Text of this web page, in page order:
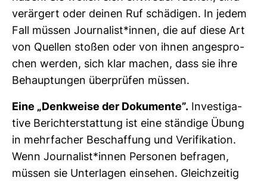
ver­är­gert oder deinen Ruf schä­digen. In jedem
Fall müssen Jour­na­list*innen, die auf diese Art
von Quellen stoßen oder von ihnen ange­spro­
chen werden, sich klar machen, dass sie ihre
Behaup­tungen über­prüfen müssen.
Eine „Denk­weise der Doku­mente”. Inves­ti­ga­
tive Bericht­erstat­tung ist eine stän­dige Übung
in mehr­fa­cher Beschaf­fung und Veri­fi­ka­tion.
Wenn Jour­na­list*innen Per­sonen befragen,
müssen sie Unter­lagen ein­sehen. Gleich­zeitig